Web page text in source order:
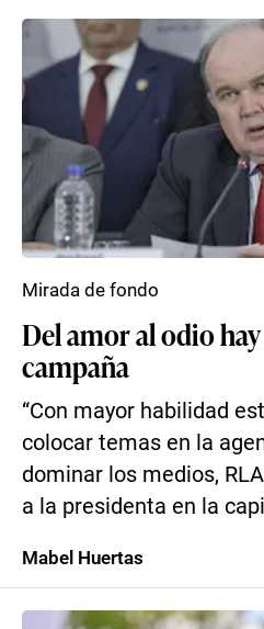
Del amor al odio
campaña
“Con mayor habilidad
colocar temas en la
dominar los medios,
a la presidenta en la
Mirada de fondo
Mabel Huertas